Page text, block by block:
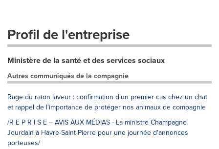
Profil de l'entreprise
Ministère de la santé et des services sociaux
Autres communiqués de la compagnie
Rage du raton laveur : confirmation d'un premier cas chez un chat
et rappel de l'importance de protéger nos animaux de compagnie
/R E P R I S E -- AVIS AUX MÉDIAS - La ministre Champagne
Jourdain à Havre-Saint-Pierre pour une journée d'annonces
porteuses/